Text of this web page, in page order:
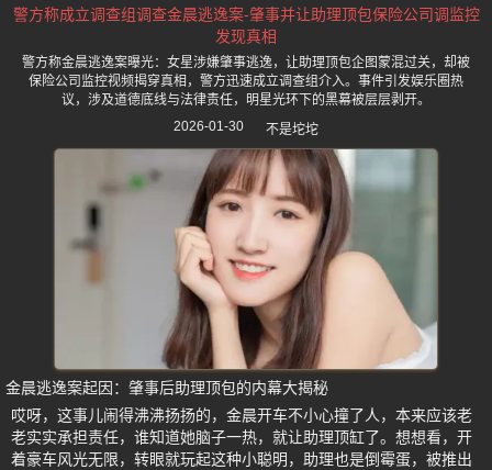
警方称成立调查组调查金晨逃逸案-肇事并让助理顶包保险公司调监控
发现真相
警方称金晨逃逸案曝光：女星涉嫌肇事逃逸，让助理顶包企图蒙混过关，却被
保险公司监控视频揭穿真相，警方迅速成立调查组介入。事件引发娱乐圈热
议，涉及道德底线与法律责任，明星光环下的黑幕被层层剥开。
2026-01-30
不是坨坨
金晨逃逸案起因：肇事后助理顶包的内幕大揭秘
哎呀，这事儿闹得沸沸扬扬的，金晨开车不小心撞了人，本来应该老
老实实承担责任，谁知道她脑子一热，就让助理顶缸了。想想看，开
着豪车风光无限，转眼就玩起这种小聪明，助理也是倒霉蛋，被推出